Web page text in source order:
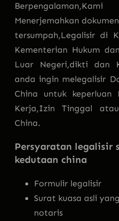
Menerjemahkan
tersumpah,Legalisir di
Kementerian Hukum
Luar Negeri,dikti dan
anda ingin melegalisir
China untuk keperluan
Kerja,Izin Tinggal
China.
Persyaratan legalisir
kedutaan china
Formulir legalisir
Surat kuasa asli
notaris